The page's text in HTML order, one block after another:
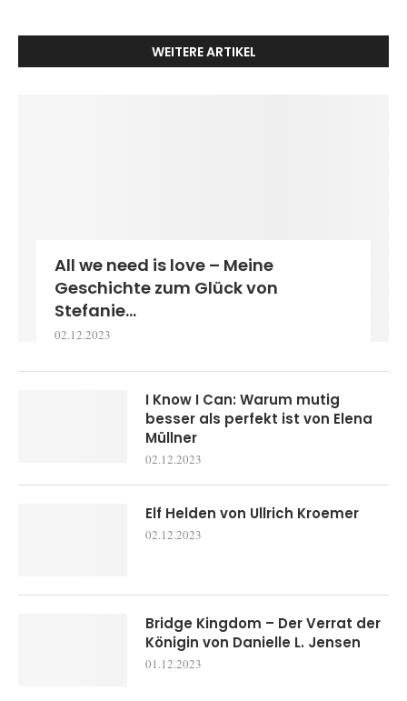
WEITERE ARTIKEL
All we need is love – Meine
Geschichte zum Glück von
Stefanie...
02.12.2023
I Know I Can: Warum mutig
besser als perfekt ist von Elena
Müllner
02.12.2023
Elf Helden von Ullrich Kroemer
02.12.2023
Bridge Kingdom – Der Verrat der
Königin von Danielle L. Jensen
01.12.2023